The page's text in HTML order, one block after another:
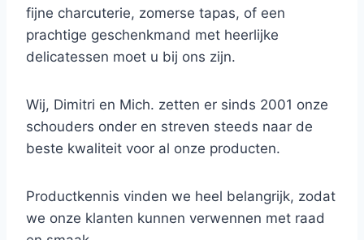
fijne charcuterie, zomerse tapas, of een
prachtige geschenkmand met heerlijke
delicatessen moet u bij ons zijn.
Wij, Dimitri en Mich. zetten er sinds 2001 onze
schouders onder en streven steeds naar de
beste kwaliteit voor al onze producten.
Productkennis vinden we heel belangrijk, zodat
we onze klanten kunnen verwennen met raad